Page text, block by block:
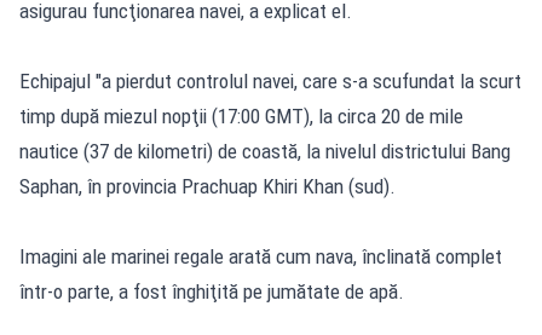
asigurau funcţionarea navei, a explicat el.
Echipajul "a pierdut controlul navei, care s-a scufundat la scurt
timp după miezul nopţii (17:00 GMT), la circa 20 de mile
nautice (37 de kilometri) de coastă, la nivelul districtului Bang
Saphan, în provincia Prachuap Khiri Khan (sud).
Imagini ale marinei regale arată cum nava, înclinată complet
într-o parte, a fost înghiţită pe jumătate de apă.